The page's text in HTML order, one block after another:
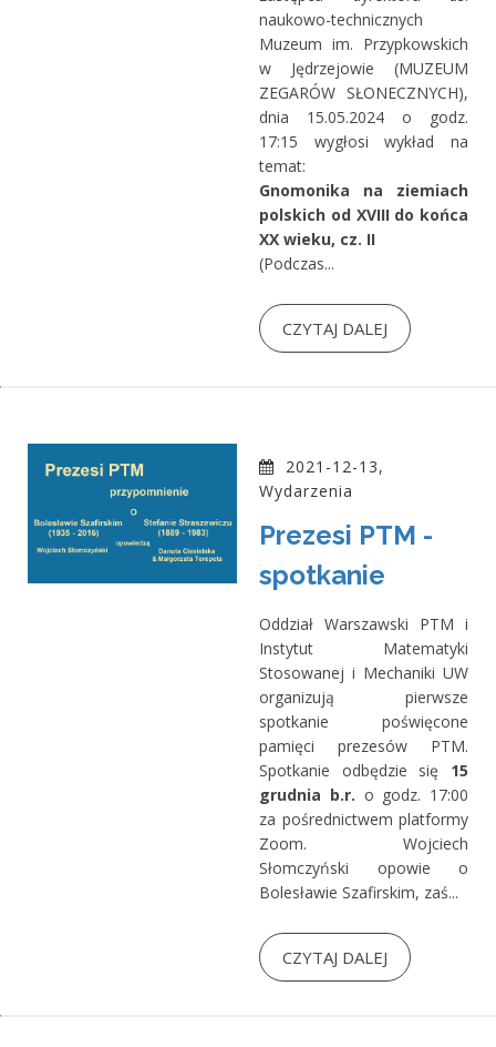
naukowo-technicznych
Muzeum im. Przypkowskich
w Jędrzejowie (MUZEUM
ZEGARÓW SŁONECZNYCH),
dnia 15.05.2024 o godz.
17:15 wygłosi wykład na
temat:
Gnomonika na ziemiach
polskich od XVIII do końca
XX wieku, cz. II
(Podczas...
CZYTAJ DALEJ
2021-12-13,
Wydarzenia
Prezesi PTM -
spotkanie
Oddział Warszawski PTM i
Instytut Matematyki
Stosowanej i Mechaniki UW
organizują pierwsze
spotkanie poświęcone
pamięci prezesów PTM.
Spotkanie odbędzie się 15
grudnia b.r. o godz. 17:00
za pośrednictwem platformy
Zoom. Wojciech
Słomczyński opowie o
Bolesławie Szafirskim, zaś...
CZYTAJ DALEJ